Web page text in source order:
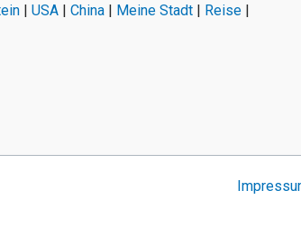
| USA| China| Meine Stadt| Reise|